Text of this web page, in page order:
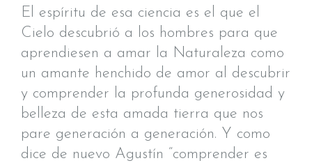
El espíritu de esa ciencia es el que el
Cielo descubrió a los hombres para que
aprendiesen a amar la Naturaleza como
un amante henchido de amor al descubrir
y comprender la profunda generosidad y
belleza de esta amada tierra que nos
pare generación a generación. Y como
dice de nuevo Agustín “comprender es